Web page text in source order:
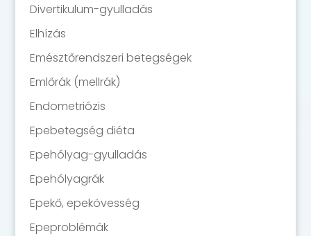
Divertikulum-gyulladás
Elhízás
Emésztőrendszeri betegségek
Emlőrák (mellrák)
Endometriózis
Epebetegség diéta
Epehólyag-gyulladás
Epehólyagrák
Epekő, epekövesség
Epeproblémák